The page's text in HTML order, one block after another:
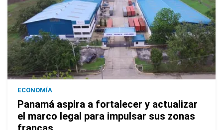
ECONOMÍA
Panamá aspira a fortalecer y actualizar
el marco legal para impulsar sus zonas